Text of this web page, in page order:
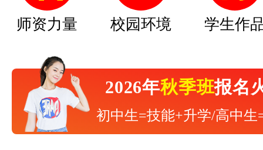
师资力量 校园环境 学生作
2026年秋季班报名
初中生=技能+升学/高中生